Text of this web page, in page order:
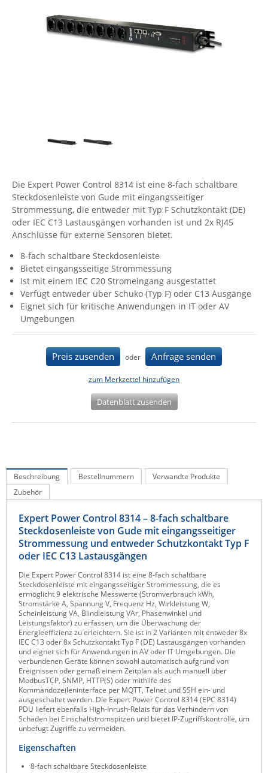
Energiemessung
Energieverteilung
IP, WLAN & GSM Sensorik
IoT - Internet of Things
IPC, Industrielle Netzwerktechnik & WLAN
Comet System
CompleTech
Fokus Technologies
Gude
Guntermann & Drunck
High Sec Labs
Icron
IEC Lock
Ihse
Kerlink
KVM TEC
Panorama Antennas
PatchSee
Power Kingdom
Poynting
Raritan
Riello UPS
Server Technology
Siretta
SIRIO Antenne
Sunbird
Tactical Software
TEKTELIC
Teltonika
Unwired Networks
Vision
WATTECO
Die Expert Power Control 8314 ist eine 8-fach schaltbare
Steckdosenleiste von Gude mit eingangsseitiger
Strommessung, die entweder mit Typ F Schutzkontakt (DE)
oder IEC C13 Lastausgängen vorhanden ist und 2x RJ45
Anschlüsse für externe Sensoren bietet.
8-fach schaltbare Steckdosenleiste
Bietet eingangsseitige Strommessung
Ist mit einem IEC C20 Stromeingang ausgestattet
Verfügt entweder über Schuko (Typ F) oder C13 Ausgänge
Eignet sich für kritische Anwendungen in IT oder AV
Umgebungen
Preis zusenden oder Anfrage senden
zum Merkzettel hinzufügen
Datenblatt zusenden
Beschreibung Bestellnummern
Verwandte Produkte
Zubehör
Expert Power Control 8314 – 8-fach schaltbare
Steckdosenleiste von Gude mit eingangsseitiger
Strommessung und entweder Schutzkontakt Typ F
oder IEC C13 Lastausgängen
Die Expert Power Control 8314 ist eine 8-fach schaltbare
Steckdosenleiste mit eingangsseitiger Strommessung, die es
ermöglicht 9 elektrische Messwerte (Stromverbrauch kWh,
Stromstärke A, Spannung V, Frequenz Hz, Wirkleistung W,
Scheinleistung VA, Blindleistung VAr, Phasenwinkel und
Leistungsfaktor) zu erfassen, um die Überwachung der
Energieeffizienz zu erleichtern. Sie ist in 2 Varianten mit entweder 8x
IEC C13 oder 8x Schutzkontakt Typ F (DE) Lastausgängen vorhanden
und eignet sich für Anwendungen in AV oder IT Umgebungen. Die
verbundenen Geräte können sowohl automatisch aufgrund von
Ereignissen oder gemäß einem Zeitplan als auch manuell über
ModbusTCP, SNMP, HTTP(S) oder mithilfe des
Kommandozeileninterface per MQTT, Telnet und SSH ein- und
ausgeschaltet werden. Die Expert Power Control 8314 (EPC 8314)
PDU liefert ebenfalls High-Inrush-Relais für das Verhindern von
Schäden bei Einschaltstromspitzen und bietet IP-Zugriffskontrolle, um
unbefugt Zugriffe zu vermeiden.
Eigenschaften
8-fach schaltbare Steckdosenleiste